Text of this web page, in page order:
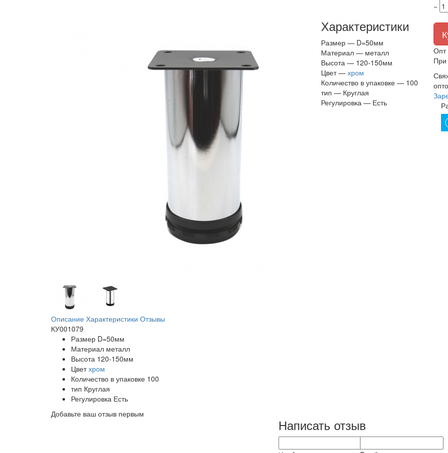
Характеристики
Размер — D=50мм
Материал — металл
Высота — 120-150мм
Цвет — хром
Количество в упаковке — 100
тип — Круглая
Регулировка — Есть
−
Опт
При
Описание Характеристики Отзывы
КУ001079
Размер D=50мм
Материал металл
Высота 120-150мм
Цвет хром
Количество в упаковке 100
тип Круглая
Регулировка Есть
Добавьте ваш отзыв первым
Написать отзыв